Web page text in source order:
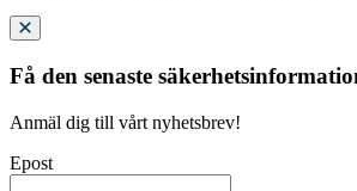
Få den senaste
Anmäl dig till vårt nyhetsbrev!
Epost